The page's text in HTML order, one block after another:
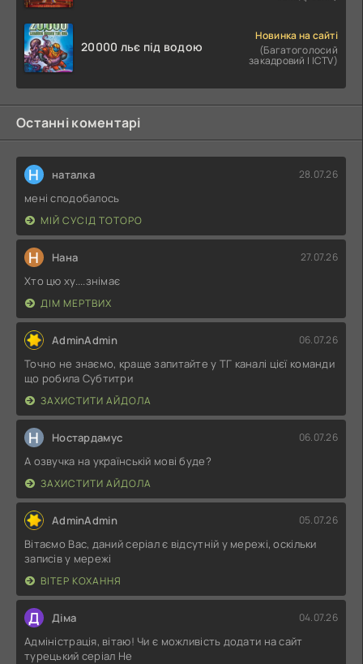
20000 льє під водою
Новинка на сайті
(Багатоголосий
закадровий | ICTV)
Останні коментарі
Н наталка 28.07.26
мені сподобалось
МІЙ СУСІД ТОТОРО
Н Нана 27.07.26
Хто цю ху....знімає
ДІМ МЕРТВИХ
AdminAdmin 06.07.26
Точно не знаємо, краще запитайте у ТГ каналі цієї команди
що робила Субтитри
ЗАХИСТИТИ АЙДОЛА
Н Ностардамус 06.07.26
А озвучка на українській мові буде?
ЗАХИСТИТИ АЙДОЛА
AdminAdmin 05.07.26
Вітаємо Вас, даний серіал є відсутній у мережі, оскільки
записів у мережі
ВІТЕР КОХАННЯ
Д Діма 04.07.26
Адміністрація, вітаю! Чи є можливість додати на сайт
турецький серіал Не